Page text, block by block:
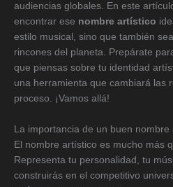
audiencias globales. En este
encontrar ese nombre artístico
estilo musical, sino que también
rincones del planeta. Prepárate
que piensas sobre tu identidad
una herramienta que cambiará las
proceso. ¡Vamos allá!
La importancia de un buen nombre
El nombre artístico es mucho más
Representa tu personalidad, tu
construirás en el competitivo